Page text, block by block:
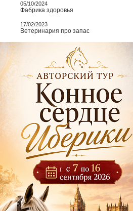
05/10/2024
Фабрика здоровья
17/02/2023
Ветеринария про запас